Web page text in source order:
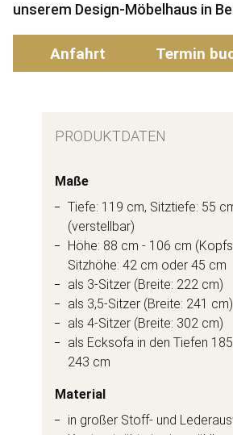
unserem Design-Möbelhaus in
Anfahrt Termin
PRODUKTDATEN
Maße
Tiefe: 119 cm, Sitztiefe: 55
(verstellbar)
Höhe: 88 cm - 106 cm
Sitzhöhe: 42 cm oder 45 cm
als 3-Sitzer (Breite: 222 cm)
als 3,5-Sitzer (Breite: 241 cm)
als 4-Sitzer (Breite: 302 cm)
als Ecksofa in den Tiefen
243 cm
Material
in großer Stoff- und